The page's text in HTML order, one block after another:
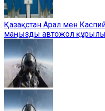
Қазақстан Арал мен
маңызды автожол